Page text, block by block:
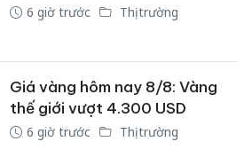
6 giờ trước Thị trường
Giá vàng hôm nay 8/8: Vàng
thế giới vượt 4.300 USD
6 giờ trước Thị trường